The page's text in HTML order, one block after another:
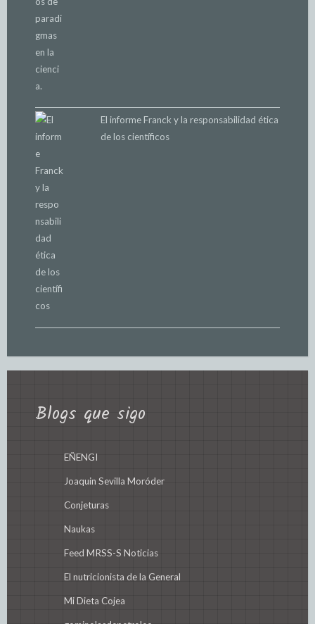
El informe Franck y la responsabilidad ética
de los científicos
Blogs que sigo
EÑENGI
Joaquin Sevilla Moróder
Conjeturas
Naukas
Feed MRSS-S Noticias
El nutricionista de la General
Mi Dieta Cojea